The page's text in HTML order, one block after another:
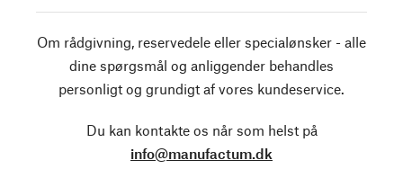
Om rådgivning, reservedele eller specialønsker - alle
dine spørgsmål og anliggender behandles
personligt og grundigt af vores kundeservice.
Du kan kontakte os når som helst på
info@manufactum.dk